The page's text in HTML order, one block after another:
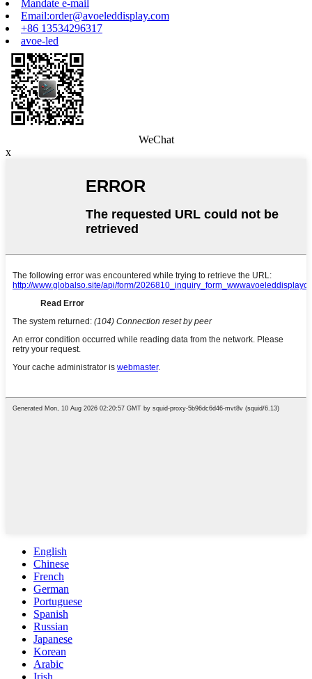
Mandate e-mail
Email:order@avoeleddisplay.com
+86 13534296317
avoe-led
WeChat
x
English
Chinese
French
German
Portuguese
Spanish
Russian
Japanese
Korean
Arabic
Irish